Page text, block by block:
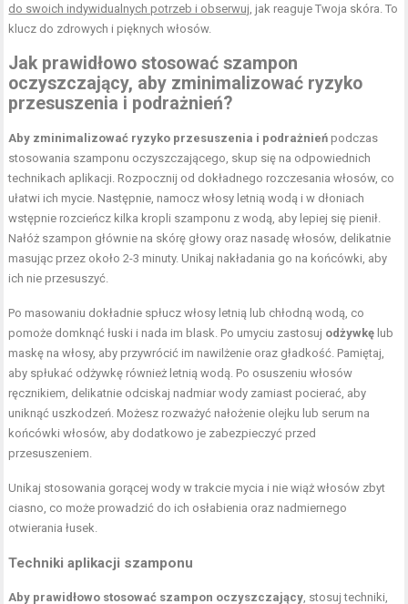
do swoich indywidualnych potrzeb i obserwuj , jak reaguje Twoja skóra. To
klucz do zdrowych i pięknych włosów.
Jak prawidłowo stosować szampon
oczyszczający, aby zminimalizować ryzyko
przesuszenia i podrażnień?
Aby zminimalizować ryzyko przesuszenia i podrażnień podczas
stosowania szamponu oczyszczającego, skup się na odpowiednich
technikach aplikacji. Rozpocznij od dokładnego rozczesania włosów, co
ułatwi ich mycie. Następnie, namocz włosy letnią wodą i w dłoniach
wstępnie rozcieńcz kilka kropli szamponu z wodą, aby lepiej się pienił.
Nałóż szampon głównie na skórę głowy oraz nasadę włosów, delikatnie
masując przez około 2-3 minuty. Unikaj nakładania go na końcówki, aby
ich nie przesuszyć.
Po masowaniu dokładnie spłucz włosy letnią lub chłodną wodą, co
pomoże domknąć łuski i nada im blask. Po umyciu zastosuj odżywkę lub
maskę na włosy, aby przywrócić im nawilżenie oraz gładkość. Pamiętaj,
aby spłukać odżywkę również letnią wodą. Po osuszeniu włosów
ręcznikiem, delikatnie odciskaj nadmiar wody zamiast pocierać, aby
uniknąć uszkodzeń. Możesz rozważyć nałożenie olejku lub serum na
końcówki włosów, aby dodatkowo je zabezpieczyć przed
przesuszeniem.
Unikaj stosowania gorącej wody w trakcie mycia i nie wiąż włosów zbyt
ciasno, co może prowadzić do ich osłabienia oraz nadmiernego
otwierania łusek.
Techniki aplikacji szamponu
Aby prawidłowo stosować szampon oczyszczający , stosuj techniki,